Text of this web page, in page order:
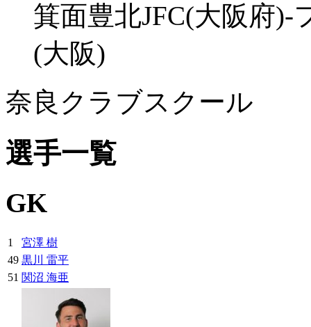
箕面豊北JFC(大阪府)-
(大阪)
奈良クラブスクール
選手一覧
GK
1
宮澤 樹
49 黒川 雷平
51 関沼 海亜